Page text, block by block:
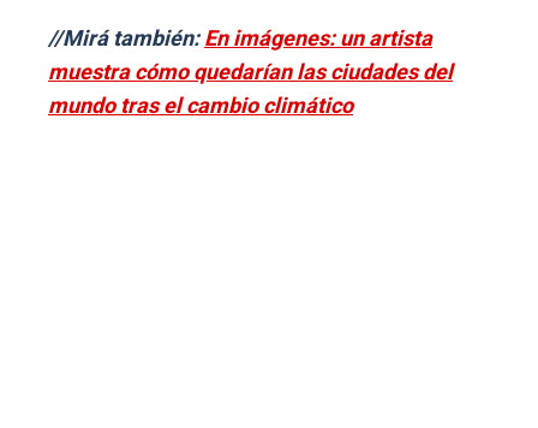
//Mirá también:En imágenes: un artista
muestra cómo quedarían las ciudades del
mundo tras el cambio climático